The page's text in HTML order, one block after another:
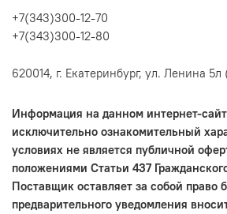
+7(343)300-12-70
+7(343)300-12-80
620014, г. Екатеринбург, ул. Ленина
Информация на данном интернет-
исключительно ознакомительный
условиях не является публичной
положениями Статьи 437
Поставщик оставляет за собой право
предварительного уведомления